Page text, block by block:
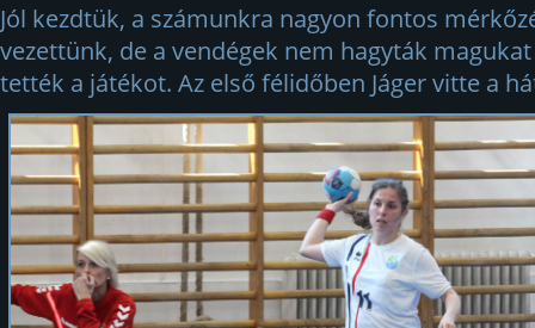
Jól kezdtük, a számunkra nagyon fontos
vezettünk, de a vendégek nem hagyták
tették a játékot. Az első félidőben Jáger vitte a